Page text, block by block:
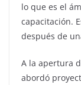
lo que es el
capacitación.
después de
A la apertura
abordó